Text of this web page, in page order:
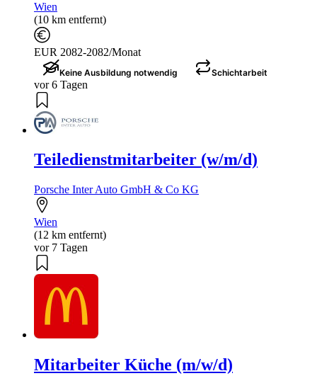
Wien
(10 km entfernt)
EUR 2082-2082/Monat
Keine Ausbildung notwendig Schichtarbeit
vor 6 Tagen
Teiledienstmitarbeiter (w/m/d)
Porsche Inter Auto GmbH & Co KG
Wien
(12 km entfernt)
vor 7 Tagen
Mitarbeiter Küche (m/w/d)